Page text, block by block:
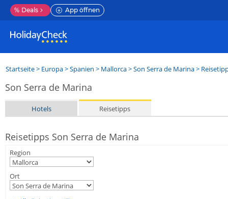
% Deals App öffnen
Startseite> Europa>Spanien > Mallorca>Son Serra de Marina>
Son Serra de Marina
Hotels Reisetipps
Reisetipps Son Serra de Marina
Region
Ort